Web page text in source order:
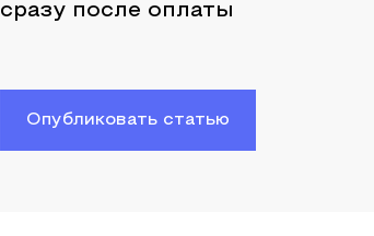
сразу после оплаты
Опубликовать статью